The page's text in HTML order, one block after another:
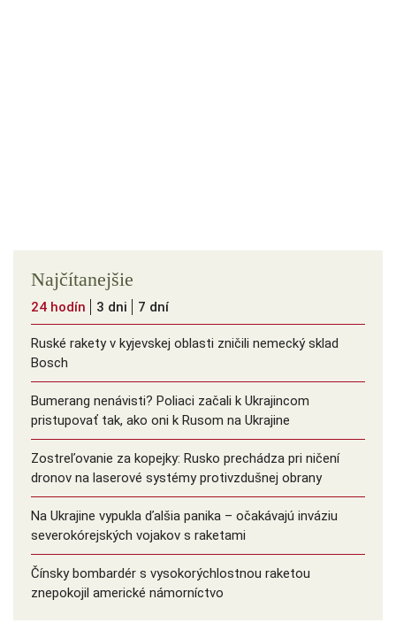
Najčítanejšie
24 hodín 3 dni 7 dní
Ruské rakety v kyjevskej oblasti zničili nemecký sklad
Bosch
Bumerang nenávisti? Poliaci začali k Ukrajincom
pristupovať tak, ako oni k Rusom na Ukrajine
Zostreľovanie za kopejky: Rusko prechádza pri ničení
dronov na laserové systémy protivzdušnej obrany
Na Ukrajine vypukla ďalšia panika – očakávajú inváziu
severokórejských vojakov s raketami
Čínsky bombardér s vysokorýchlostnou raketou
znepokojil americké námorníctvo